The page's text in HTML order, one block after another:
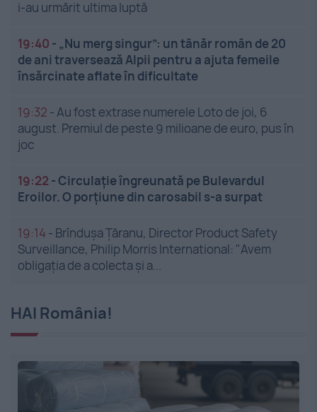
i-au urmărit ultima luptă
19:40 - „Nu merg singur”: un tânăr român de 20
de ani traversează Alpii pentru a ajuta femeile
însărcinate aflate în dificultate
19:32 -Au fost extrase numerele Loto de joi, 6
august. Premiul de peste 9 milioane de euro, pus în
joc
19:22 -Circulație îngreunată pe Bulevardul
Eroilor. O porțiune din carosabil s-a surpat
19:14 - Brîndușa Țăranu, Director Product Safety
Surveillance, Philip Morris International: "Avem
obligația de a colecta și a...
HAI România!